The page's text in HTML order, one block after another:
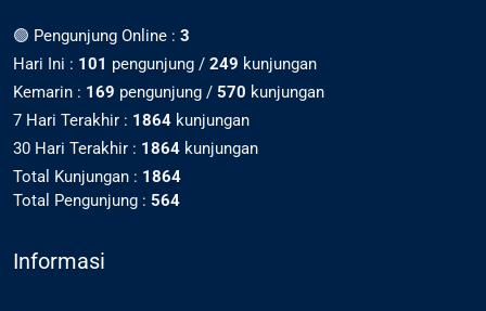
🟢 Pengunjung Online : 3
Hari Ini : 101 pengunjung / 249 kunjungan
Kemarin : 169 pengunjung / 570 kunjungan
7 Hari Terakhir : 1864 kunjungan
30 Hari Terakhir : 1864 kunjungan
Total Kunjungan : 1864
Total Pengunjung : 564
Informasi